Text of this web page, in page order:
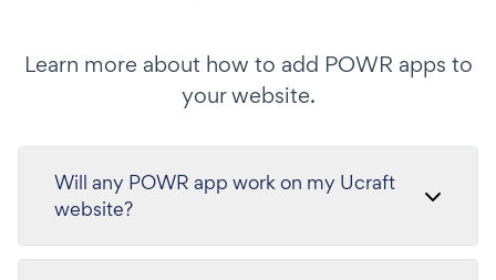
Learn more about how to add POWR apps to
your website.
Will any POWR app work on my Ucraft
website?